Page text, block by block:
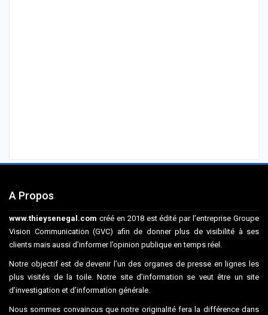
A Propos
www.thieysenegal.com créé en 2018 est édité par l’entreprise Groupe
Vision Communication (GVC) afin de donner plus de visibilité à ses
clients mais aussi d’informer l’opinion publique en temps réel.
Notre objectif est de devenir l’un des organes de presse en lignes les
plus visités de la toile. Notre site d’information se veut être un site
d’investigation et d’information générale.
Nous sommes convaincus que notre originalité fera la différence dans